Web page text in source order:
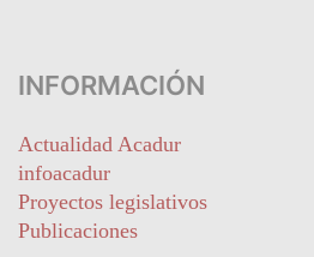
INFORMACIÓN
Actualidad Acadur
infoacadur
Proyectos legislativos
Publicaciones